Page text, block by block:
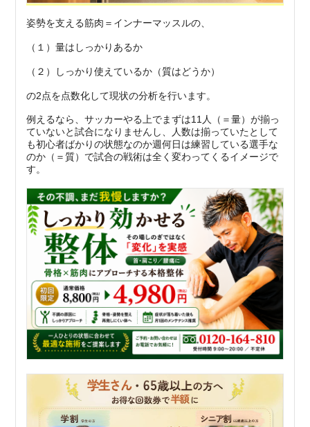
姿勢を支える筋肉＝インナーマッスルの、
（１）量はしっかりあるか
（２）しっかり使えているか（質はどうか）
の2点を点数化して現状の分析を行います。
例えるなら、サッカーやる上でまずは11人（＝量）が揃っ
ていないと試合になりませんし、人数は揃っていたとして
も初心者ばかりの状態なのか週何日は練習している選手な
のか（＝質）で試合の戦術は全く変わってくるイメージで
す。